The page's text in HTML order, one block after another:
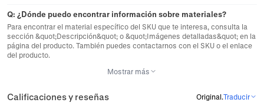
Q: ¿Dónde puedo encontrar información sobre materiales?
Para encontrar el material específico del SKU que te interesa, consulta la
sección &quot;Descripción&quot; o &quot;Imágenes detalladas&quot; en la
página del producto. También puedes contactarnos con el SKU o el enlace
del producto.
Mostrar más
Calificaciones y reseñas Original.Traducir